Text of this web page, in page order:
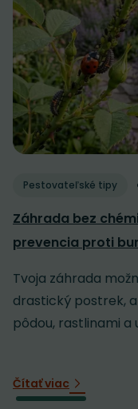
Pestovateľské tipy
Záhrada bez
prevencia proti
Tvoja záhrada
drastický postrek,
pôdou, rastlinami a
Čítať viac